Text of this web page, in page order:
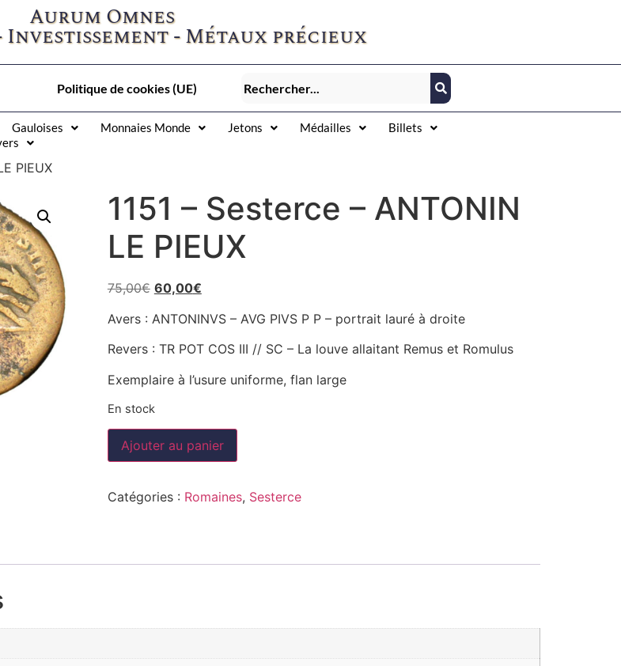
Aurum Omnes
Investissement - Métaux précieux
Politique de cookies (UE)
Gauloises Monnaies Monde Jetons Médailles
Billets
PIEUX
1151 – Sesterce – ANTONIN
LE PIEUX
75,00€ 60,00€
Avers : ANTONINVS – AVG PIVS P P – portrait lauré à droite
Revers : TR POT COS III // SC – La louve allaitant Remus et Romulus
Exemplaire à l’usure uniforme, flan large
En stock
Ajouter au panier
Catégories : Romaines, Sesterce